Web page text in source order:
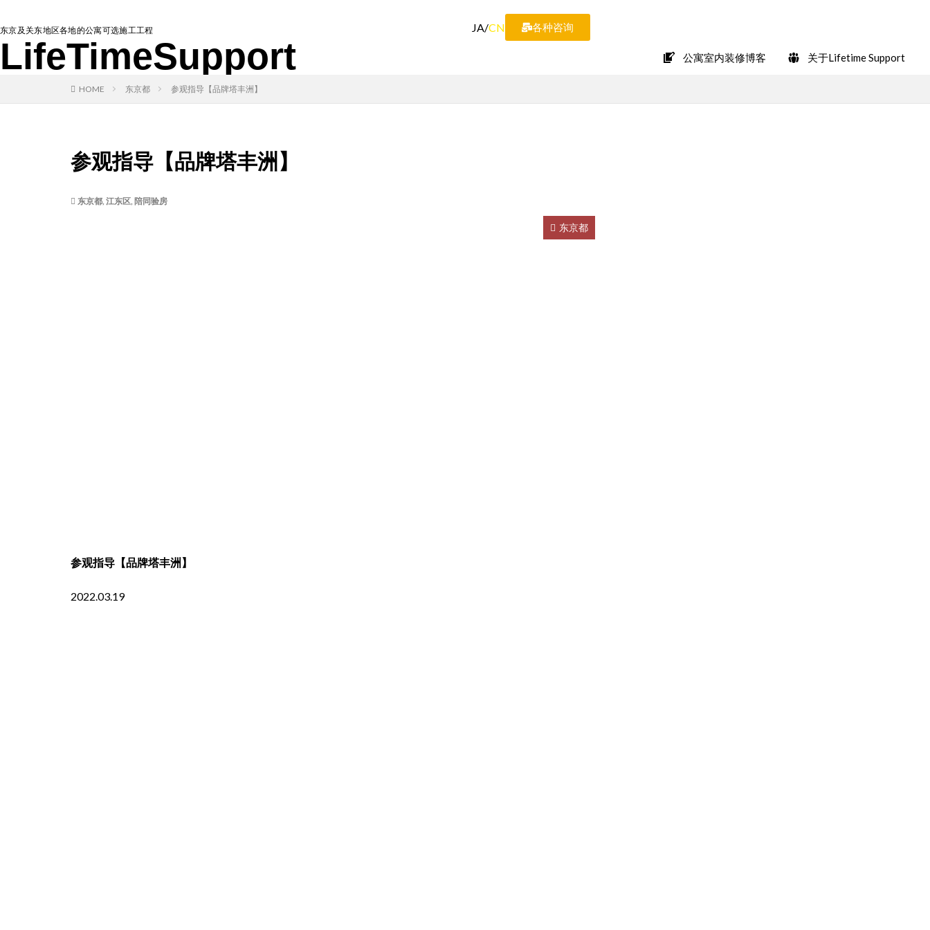
东京及关东地区各地的公寓可选施工工程
LifeTimeSupport
JA/CN 各种咨询
公寓室内装修博客 关于Lifetime Support
HOME 东京都 参观指导【品牌塔丰洲】
参观指导【品牌塔丰洲】
东京都, 江东区, 陪同验房
东京都
参观指导【品牌塔丰洲】
2022.03.19